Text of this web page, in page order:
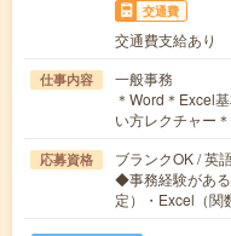
交通費
交通費支給あり
仕事内容
一般事務
＊Word＊Excel
い方レクチャー
応募資格
ブランクOK / 英
◆事務経験があ
定）・Excel（